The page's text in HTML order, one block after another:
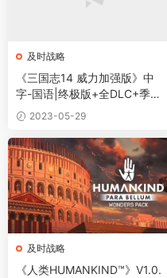
及时战略
《三国志14 威力加强版》中
字-国语|终极版+全DLC+季票
+特典+古武全解+联动银河英
雄传说+联动莱莎-PC
2023-05-29
及时战略
《人类HUMANKIND™》V1.0.